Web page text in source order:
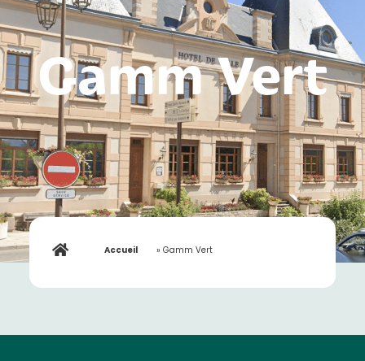
Gamm Vert
Accueil »Gamm Vert